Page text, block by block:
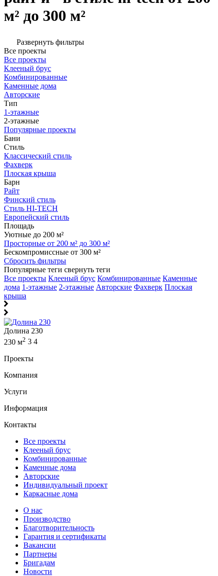
м² до 300 м²
Развернуть фильтры
Все проекты
Все проекты
Клееный брус
Комбинированные
Каменные дома
Авторские
Тип
1-этажные
2-этажные
Популярные проекты
Бани
Стиль
Классический стиль
Фахверк
Плоская крыша
Барн
Райт
Финский стиль
Стиль HI-TECH
Европейский стиль
Площадь
Уютные до 200 м²
Просторные от 200 м² до 300 м²
Бескомпромиссные от 300 м²
Сбросить фильтры
Популярные теги свернуть теги
Все проекты Клееный брус Комбинированные Каменные
дома 1-этажные 2-этажные Авторские Фахверк Плоская
крыша
Долина 230
230 м2 3 4
Проекты
Компания
Услуги
Информация
Контакты
Все проекты
Клееный брус
Комбинированные
Каменные дома
Авторские
Индивидуальный проект
Каркасные дома
О нас
Производство
Благотворительность
Гарантия и сертификаты
Вакансии
Партнеры
Бригадам
Новости